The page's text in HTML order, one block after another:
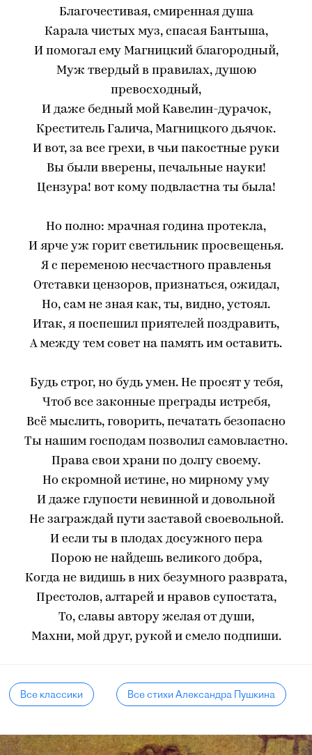
Благочестивая, смиренная душа
Карала чистых муз, спасая Бантыша,
И помогал ему Магницкий благородный,
Муж твердый в правилах, душою
превосходный,
И даже бедный мой Кавелин-дурачок,
Креститель Галича, Магницкого дьячок.
И вот, за все грехи, в чьи пакостные руки
Вы были вверены, печальные науки!
Цензура! вот кому подвластна ты была!
Но полно: мрачная година протекла,
И ярче уж горит светильник просвещенья.
Я с переменою несчастного правленья
Отставки цензоров, признаться, ожидал,
Но, сам не зная как, ты, видно, устоял.
Итак, я поспешил приятелей поздравить,
А между тем совет на память им оставить.
Будь строг, но будь умен. Не просят у тебя,
Чтоб все законные преграды истребя,
Всё мыслить, говорить, печатать безопасно
Ты нашим господам позволил самовластно.
Права свои храни по долгу своему.
Но скромной истине, но мирному уму
И даже глупости невинной и довольной
Не заграждай пути заставой своевольной.
И если ты в плодах досужного пера
Порою не найдешь великого добра,
Когда не видишь в них безумного разврата,
Престолов, алтарей и нравов супостата,
То, славы автору желая от души,
Махни, мой друг, рукой и смело подпиши.
Все классики Все стихи Александра Пушкина